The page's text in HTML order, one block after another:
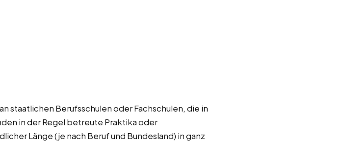
staatlichen Berufsschulen oder Fachschulen, die in
in der Regel betreute Praktika oder
Länge (je nach Beruf und Bundesland) in ganz